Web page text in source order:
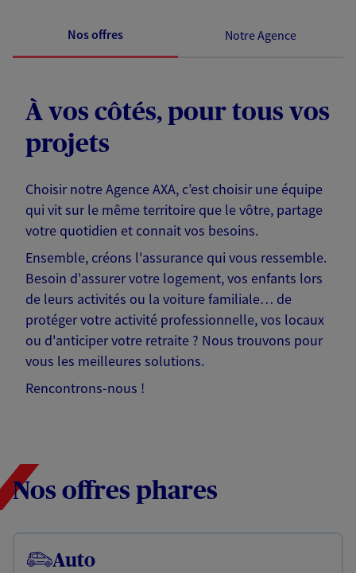
Nos offres Notre Agence
À vos côtés, pour tous vos
projets
Choisir notre Agence AXA, c’est choisir une équipe
qui vit sur le même territoire que le vôtre, partage
votre quotidien et connait vos besoins.
Ensemble, créons l'assurance qui vous ressemble.
Besoin d'assurer votre logement, vos enfants lors
de leurs activités ou la voiture familiale… de
protéger votre activité professionnelle, vos locaux
ou d'anticiper votre retraite ? Nous trouvons pour
vous les meilleures solutions.
Rencontrons-nous !
Nos offres phares
Auto